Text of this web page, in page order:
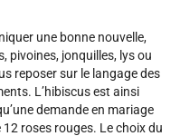
une bonne nouvelle,
pivoines, jonquilles, lys ou
reposer sur le langage des
L’hibiscus est ainsi
demande en mariage
roses rouges. Le choix du